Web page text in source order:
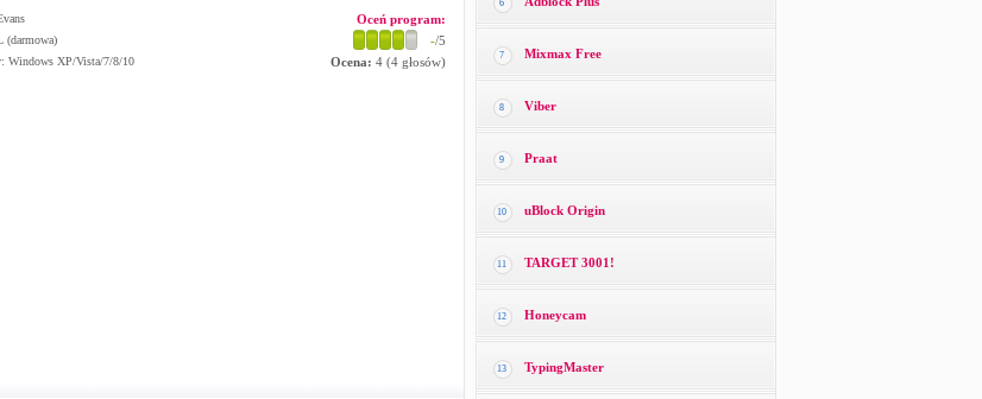
(darmowa)
: Windows XP/Vista/7/8/10
Oceń program:
-/5
Ocena: 4(4głosów)
6
7 Mixmax Free
8 Viber
9 Praat
10 uBlock Origin
11 TARGET 3001!
12 Honeycam
13 TypingMaster